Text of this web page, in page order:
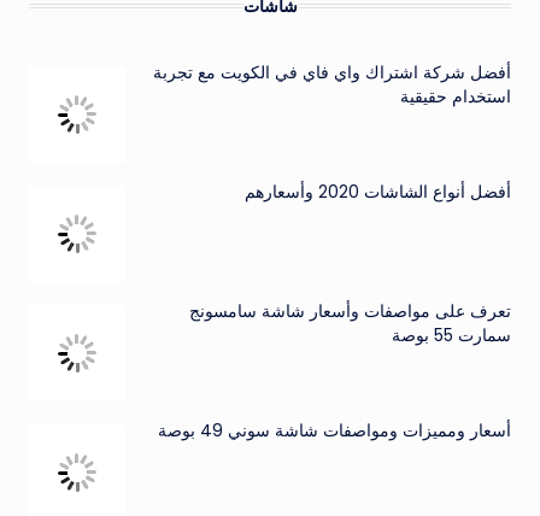
شاشات
أفضل شركة اشتراك واي فاي في الكويت مع تجربة
استخدام حقيقية
أفضل أنواع الشاشات 2020 وأسعارهم
تعرف على مواصفات وأسعار شاشة سامسونج
سمارت 55 بوصة
أسعار ومميزات ومواصفات شاشة سوني 49 بوصة